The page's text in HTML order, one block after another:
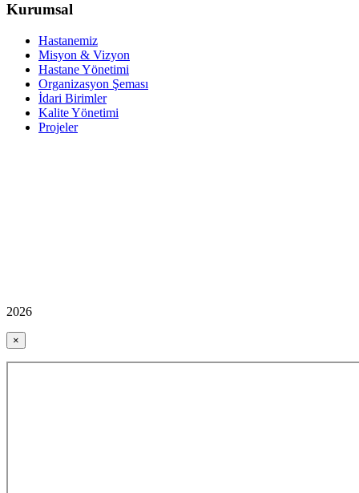
Kurumsal
Hastanemiz
Misyon & Vizyon
Hastane Yönetimi
Organizasyon Şeması
İdari Birimler
Kalite Yönetimi
Projeler
2026
×